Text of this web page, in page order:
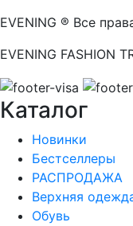
EVENING ® Все
EVENING FASHION
Каталог
Новинки
Бестселлеры
РАСПРОДАЖА
Верхняя
Обувь